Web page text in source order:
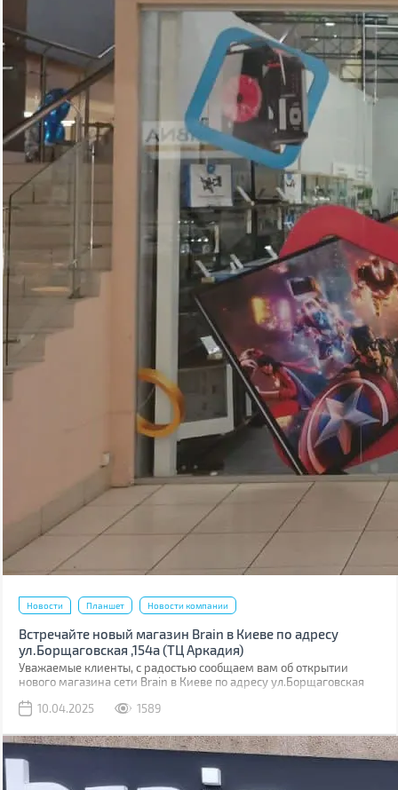
Новости Планшет Новости компании
Встречайте новый магазин Brain в Киеве по адресу
ул.Борщаговская ,154а (ТЦ Аркадия)
Уважаемые клиенты, с радостью сообщаем вам об открытии
нового магазина сети Brain в Киеве по адресу ул.Борщаговская
10.04.2025
1589